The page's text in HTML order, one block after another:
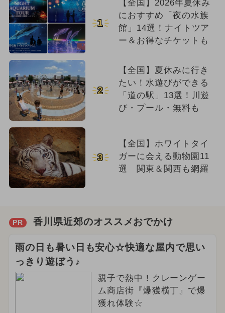
1
【全国】2026年夏休み
におすすめ「夜の水族
館」14選！ナイトツア
ー＆お得なチケットも
2
【全国】夏休みに行き
たい！水遊びができる
「道の駅」13選！川遊
び・プール・無料も
3
【全国】ホワイトタイ
ガーに会える動物園11
選 関東＆関西も網羅
PR 香川県近郊のオススメおでかけ
雨の日も暑い日も安心☆快適な屋内で思い
っきり遊ぼう♪
親子で熱中！クレーンゲー
ム商店街『爆獲横丁』で爆
獲れ体験☆